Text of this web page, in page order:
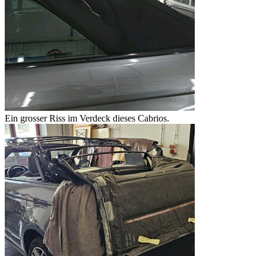
Ein grosser Riss im Verdeck dieses Cabrios.